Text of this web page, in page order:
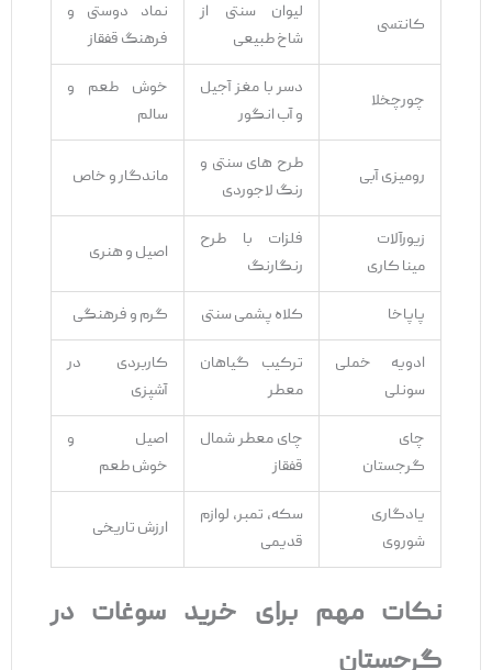
کانتسی
لیوان سنتی از
شاخ طبیعی
نماد دوستی و
فرهنگ قفقاز
چورچخلا
دسر با مغز آجیل
و آب انگور
خوش ‌طعم و
سالم
رومیزی آبی
طرح ‌های سنتی و
رنگ لاجوردی
ماندگار و خاص
زیورآلات
مینا کاری
فلزات با طرح
رنگارنگ
اصیل و هنری
پاپاخا کلاه پشمی سنتی گرم و فرهنگی
ادویه خملی
سونلی
ترکیب گیاهان
معطر
کاربردی در
آشپزی
چای
گرجستان
چای معطر شمال
قفقاز
اصیل و
خوش ‌طعم
یادگاری
شوروی
سکه، تمبر، لوازم
قدیمی
ارزش تاریخی
نکات مهم برای خرید سوغات در